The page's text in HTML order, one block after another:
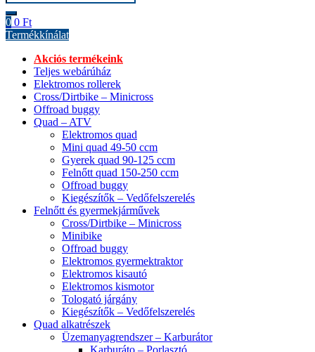
0 0 Ft
Termékkínálat
Akciós termékeink
Teljes webárúház
Elektromos rollerek
Cross/Dirtbike – Minicross
Offroad buggy
Quad – ATV
Elektromos quad
Mini quad 49-50 ccm
Gyerek quad 90-125 ccm
Felnőtt quad 150-250 ccm
Offroad buggy
Kiegészítők – Vedőfelszerelés
Felnőtt és gyermekjárművek
Cross/Dirtbike – Minicross
Minibike
Offroad buggy
Elektromos gyermektraktor
Elektromos kisautó
Elektromos kismotor
Tologató járgány
Kiegészítők – Vedőfelszerelés
Quad alkatrészek
Üzemanyagrendszer – Karburátor
Karburáto – Porlasztó